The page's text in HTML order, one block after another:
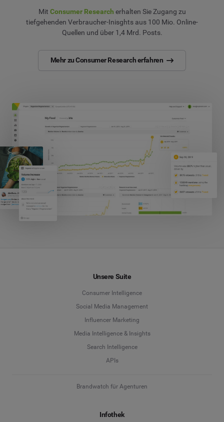
Mit Consumer Research erhalten Sie Zugang zu
tiefgehenden Verbraucher-Inisghts aus 100 Mio. Online-
Quellen und über 1,4 Mrd. Posts.
Mehr zu Consumer Research erfahren
Unsere Suite
Consumer Intelligence
Social Media Management
Influencer Marketing
Media Intelligence & Insights
Search Intelligence
APIs
Brandwatch für Agenturen
Infothek